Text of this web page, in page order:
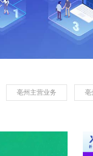
亳州主营业务 亳